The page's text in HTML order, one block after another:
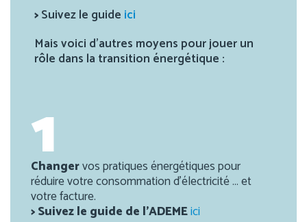
>Suivez le guide ici
Mais voici d’autres moyens pour jouer un
rôle dans la transition énergétique :
1
Changervos pratiques énergétiques pour
réduire votre consommation d’électricité … et
votre facture.
> Suivez le guide de l’ADEMEici